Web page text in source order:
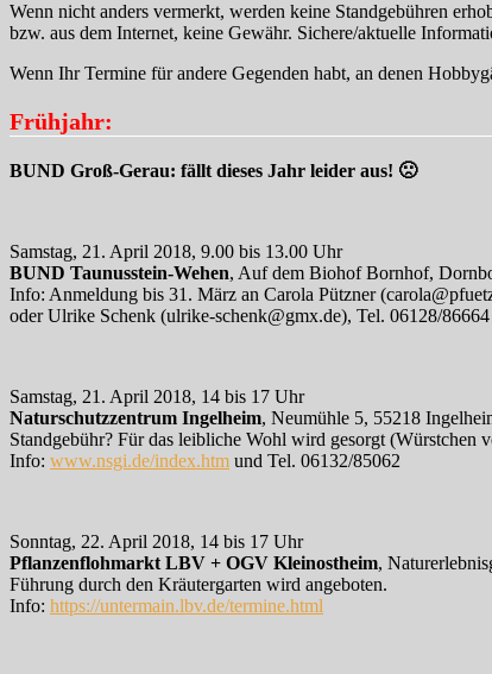
Wenn nicht anders vermerkt, werden keine Standgebühren
bzw. aus dem Internet, keine Gewähr. Sichere/aktuelle
Wenn Ihr Termine für andere Gegenden habt, an denen
Frühjahr:
BUND Groß-Gerau: fällt dieses Jahr leider aus! 🙁
Samstag, 21. April 2018, 9.00 bis 13.00 Uhr
BUND Taunusstein-Wehen, Auf dem Biohof Bornhof,
Info: Anmeldung bis 31. März an Carola Pützner
oder Ulrike Schenk (ulrike-schenk@gmx.de), Tel. 06128/86664
Samstag, 21. April 2018, 14 bis 17 Uhr
Naturschutzzentrum Ingelheim, Neumühle 5, 55218
Standgebühr? Für das leibliche Wohl wird gesorgt
Info: www.nsgi.de/index.htm und Tel. 06132/85062
Sonntag, 22. April 2018, 14 bis 17 Uhr
Pflanzenflohmarkt LBV + OGV Kleinostheim,
Führung durch den Kräutergarten wird angeboten.
Info: https://untermain.lbv.de/termine.html